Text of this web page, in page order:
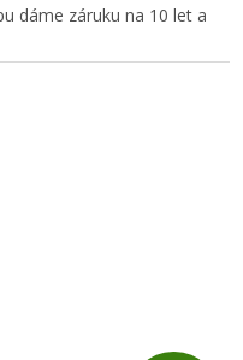
dáme záruku na 10 let a